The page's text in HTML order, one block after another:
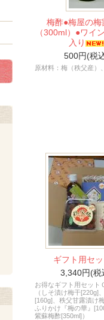
梅酢●梅屋の梅
（300ml）●ワイ
入り
500円(税
原材料：梅（秩父産）
ギフト用セ
3,340円(税
お得なギフト用セット
（しそ漬け梅干[220g]
[160g]、秩父甘露漬け
ふりかけ『梅の華』
紫蘇梅酢[350ml]）